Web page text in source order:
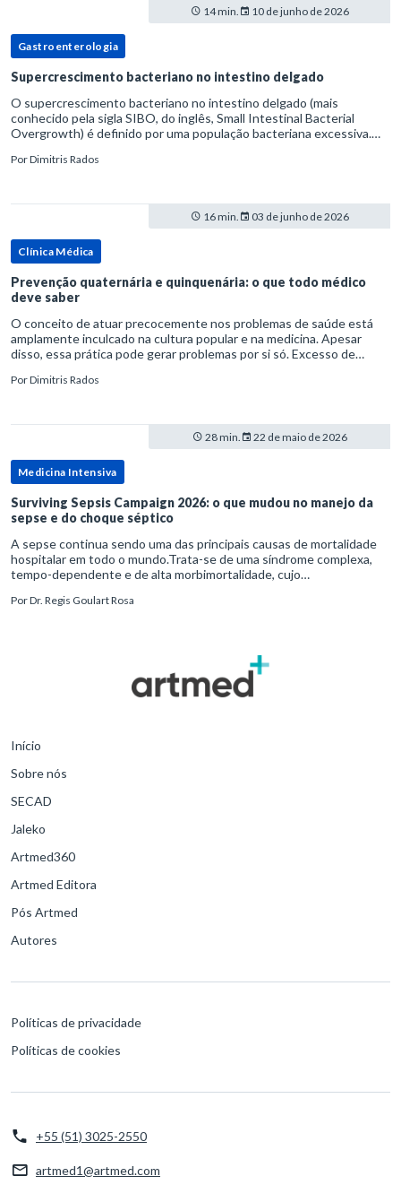
14 min. 10 de junho de 2026
Gastroenterologia
Supercrescimento bacteriano no intestino delgado
O supercrescimento bacteriano no intestino delgado (mais
conhecido pela sigla SIBO, do inglês, Small Intestinal Bacterial
Overgrowth) é definido por uma população bacteriana excessiva.
PorDimitris Rados
16 min. 03 de junho de 2026
Clínica Médica
Prevenção quaternária e quinquenária: o que todo médico
deve saber
O conceito de atuar precocemente nos problemas de saúde está
amplamente inculcado na cultura popular e na medicina. Apesar
disso, essa prática pode gerar problemas por si só. Excesso de
PorDimitris Rados
28 min. 22 de maio de 2026
Medicina Intensiva
Surviving Sepsis Campaign 2026: o que mudou no manejo da
sepse e do choque séptico
A sepse continua sendo uma das principais causas de mortalidade
hospitalar em todo o mundo.Trata-se de uma síndrome complexa,
tempo-dependente e de alta morbimortalidade, cujo
para o desfe
PorDr. Regis Goulart Rosa
Início
Sobre nós
SECAD
Jaleko
Artmed360
Artmed Editora
Pós Artmed
Autores
Políticas de privacidade
Políticas de cookies
+55 (51) 3025-2550
artmed1@artmed.com